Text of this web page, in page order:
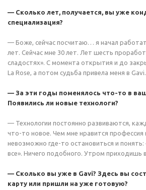
— Сколько лет, получается, вы уже
специализация?
— Боже, сейчас посчитаю… я начал
лет. Сейчас мне 30 лет. Лет шесть
сладостях». С момента открытия и до
La Rose, а потом судьба привела меня в Gavi.
— За эти годы поменялось что-то в
Появились ли новые технологи?
— Технологии постоянно развиваются,
что-то новое. Чем мне нравится
невозможно где-то остановиться и понять:
все». Ничего подобного. Утром приходишь
— Сколько вы уже в Gavi? Здесь вы
карту или пришли на уже готовую?